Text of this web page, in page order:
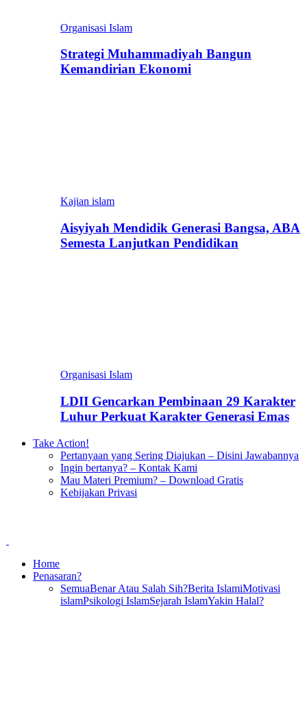
Organisasi Islam
Strategi Muhammadiyah Bangun
Kemandirian Ekonomi
Kajian islam
Aisyiyah Mendidik Generasi Bangsa, ABA
Semesta Lanjutkan Pendidikan
Organisasi Islam
LDII Gencarkan Pembinaan 29 Karakter
Luhur Perkuat Karakter Generasi Emas
Take Action!
Pertanyaan yang Sering Diajukan – Disini Jawabannya
Ingin bertanya? – Kontak Kami
Mau Materi Premium? – Download Gratis
Kebijakan Privasi
Home
Penasaran?
SemuaBenar Atau Salah Sih?Berita IslamiMotivasi
islamPsikologi IslamSejarah IslamYakin Halal?